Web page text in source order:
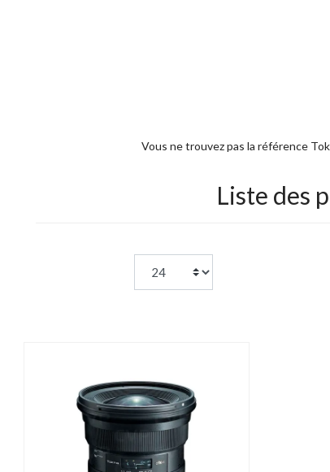
Vous ne trouvez pas la référence
Liste des